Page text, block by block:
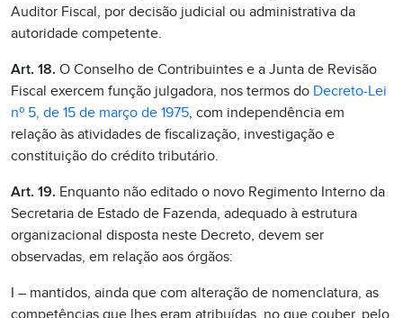
Auditor Fiscal, por decisão judicial ou administrativa da
autoridade competente.
Art. 18. O Conselho de Contribuintes e a Junta de Revisão
Fiscal exercem função julgadora, nos termos do Decreto-Lei
nº 5, de 15 de março de 1975, com independência em
relação às atividades de fiscalização, investigação e
constituição do crédito tributário.
Art. 19. Enquanto não editado o novo Regimento Interno da
Secretaria de Estado de Fazenda, adequado à estrutura
organizacional disposta neste Decreto, devem ser
observadas, em relação aos órgãos:
I – mantidos, ainda que com alteração de nomenclatura, as
competências que lhes eram atribuídas, no que couber, pelo